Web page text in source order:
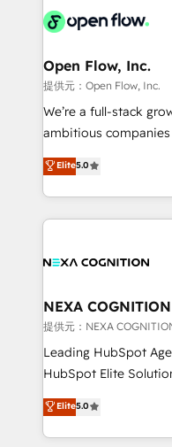
industrial/
distribution,
finserv/fintech, IT
& logistics, energy/
media, healthcare and
Technical Solutions,
Solutions and Growth
Open Flow, Inc.
提供元：Open Flow, Inc.
We’re a full-stack
ambitious companies
upgrading and
generating aspect of your
HubSpot Elite
nerds who can
experience. Working hand-in-hand with your team,
traffic, generates
revenue goals. We've worked with thousands of
HubSpot customers
too! Clients come to us for: Advanced CRM solutions
HubSpot Data
to HubSpot New lead
Elite5.0
NEXA
提供元：NEXA
Leading HubSpot
HubSpot Elite
ranks in the top 1%
has been one of the
2012. We empower
Elite5.0